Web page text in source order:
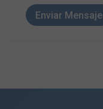
Enviar Mensaje